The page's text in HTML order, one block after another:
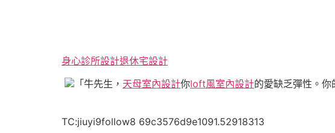
身心診所設計退休宅設計
「牛先生， 天母室內設計你loft風室內設計的愛缺乏彈性。你
TC:jiuyi9follow8 69c3576d9e1091.52918313